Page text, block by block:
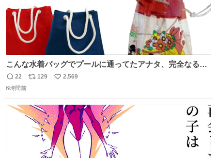
こんな水着バッグでプールに通ってたアナタ、完全なる同
世代（笑） #70年代 #80年代 #昭和レトロ
返
信
22
リ
ト
数
129
い
数
2,569
6時間前